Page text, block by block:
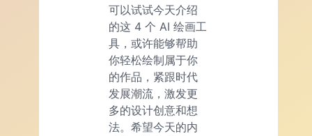
可以试试今天介绍
的这 4 个 AI 绘画工
具，或许能够帮助
你轻松绘制属于你
的作品，紧跟时代
发展潮流，激发更
多的设计创意和想
法。希望今天的内